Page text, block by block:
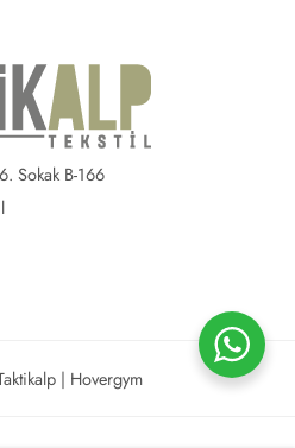
Sokak B-166
| Hovergym